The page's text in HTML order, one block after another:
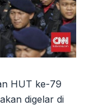
HUT ke-79
digelar di